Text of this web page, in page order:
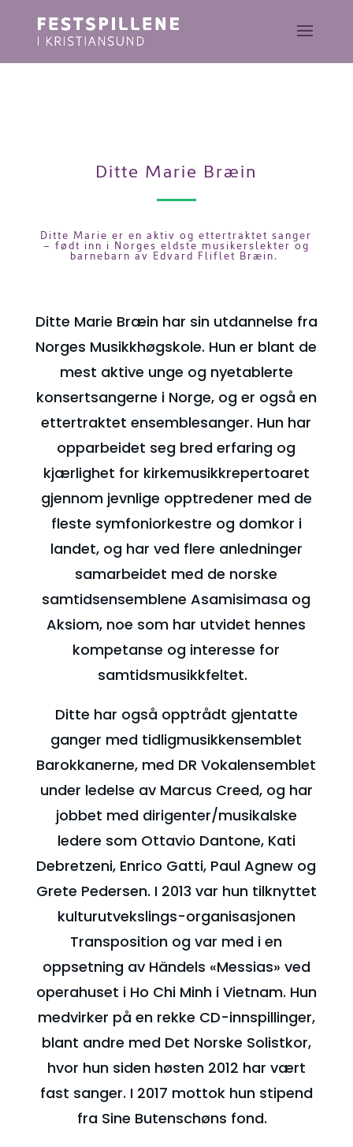
Ditte Marie Bræin
Ditte Marie er en aktiv og ettertraktet sanger
– født inn i Norges eldste musikerslekter og
barnebarn av Edvard Fliflet Bræin.
Ditte Marie Bræin har sin utdannelse fra
Norges Musikkhøgskole. Hun er blant de
mest aktive unge og nyetablerte
konsertsangerne i Norge, og er også en
ettertraktet ensemblesanger. Hun har
opparbeidet seg bred erfaring og
kjærlighet for kirkemusikkrepertoaret
gjennom jevnlige opptredener med de
fleste symfoniorkestre og domkor i
landet, og har ved flere anledninger
samarbeidet med de norske
samtidsensemblene Asamisimasa og
Aksiom, noe som har utvidet hennes
kompetanse og interesse for
samtidsmusikkfeltet.
Ditte har også opptrådt gjentatte
ganger med tidligmusikkensemblet
Barokkanerne, med DR Vokalensemblet
under ledelse av Marcus Creed, og har
jobbet med dirigenter/musikalske
ledere som Ottavio Dantone, Kati
Debretzeni, Enrico Gatti, Paul Agnew og
Grete Pedersen. I 2013 var hun tilknyttet
kulturutvekslings-organisasjonen
Transposition og var med i en
oppsetning av Händels «Messias» ved
operahuset i Ho Chi Minh i Vietnam. Hun
medvirker på en rekke CD-innspillinger,
blant andre med Det Norske Solistkor,
hvor hun siden høsten 2012 har vært
fast sanger. I 2017 mottok hun stipend
fra Sine Butenschøns fond.